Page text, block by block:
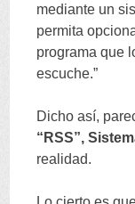
mediante un
permita
programa que
escuche.”
Dicho así,
“ RSS”,
realidad.